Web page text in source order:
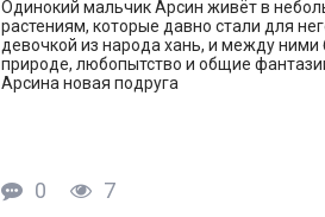
Одинокий мальчик Арсин живёт в
растениям, которые давно стали для
девочкой из народа хань, и между
природе, любопытство и общие
Арсина новая подруга
0 7